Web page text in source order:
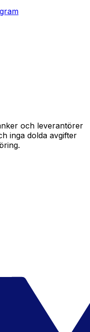
och leverantörer
inga dolda avgifter